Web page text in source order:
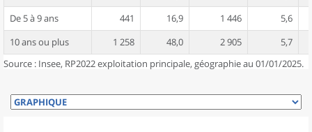
De 5 à 9 ans
441 16,9 1 446
5,6
10 ans ou plus
1 258 48,0 2 905
5,7
Source : Insee, RP2022 exploitation principale, géographie au 01/01/2025.